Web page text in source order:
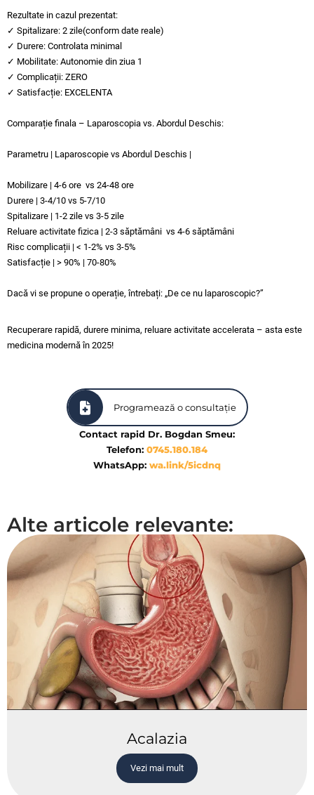
Rezultate in cazul prezentat:
✓ Spitalizare: 2 zile(conform date reale)
✓ Durere: Controlata minimal
✓ Mobilitate: Autonomie din ziua 1
✓ Complicații: ZERO
✓ Satisfacție: EXCELENTA
Comparație finala – Laparoscopia vs. Abordul Deschis:
Parametru | Laparoscopie vs Abordul Deschis |
Mobilizare | 4-6 ore vs 24-48 ore
Durere | 3-4/10 vs 5-7/10
Spitalizare | 1-2 zile vs 3-5 zile
Reluare activitate fizica | 2-3 săptămâni vs 4-6 săptămâni
Risc complicații | < 1-2% vs 3-5%
Satisfacție | > 90% | 70-80%
Dacă vi se propune o operație, întrebați: „De ce nu laparoscopic?”
Recuperare rapidă, durere minima, reluare activitate accelerata – asta este
medicina modernă în 2025!
Programează o consultație
Contact rapid Dr. Bogdan Smeu:
Telefon: 0745.180.184
WhatsApp: wa.link/5icdnq
Alte articole relevante:
Acalazia
Vezi mai mult